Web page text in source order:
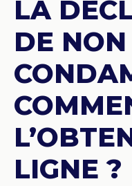
LA
DE NON
LIGNE ?